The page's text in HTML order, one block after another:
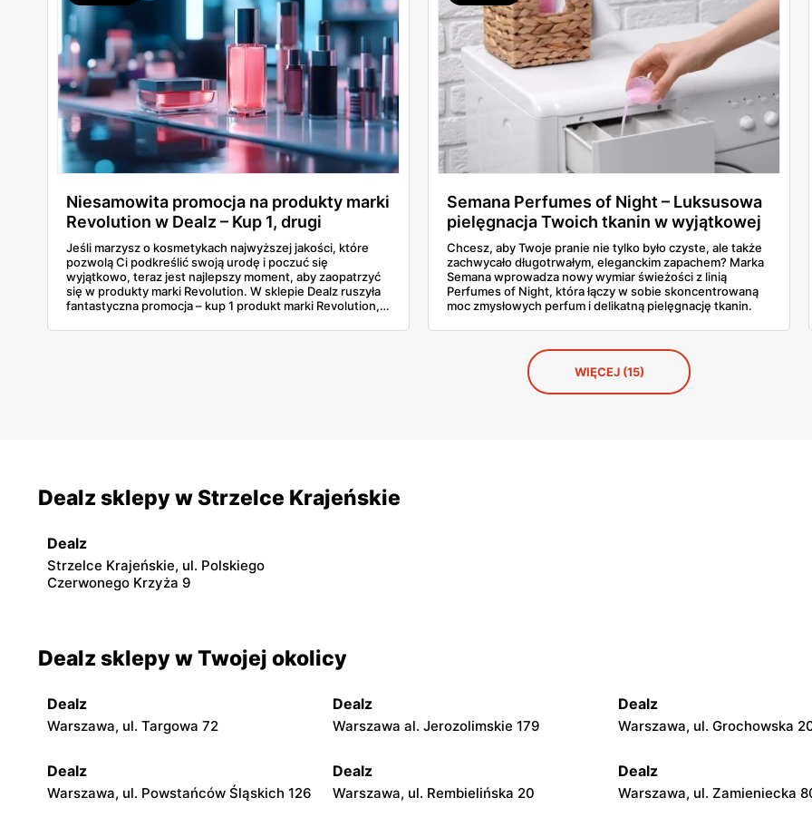
Niesamowita promocja na produkty marki
Revolution w Dealz – Kup 1, drugi
otrzymasz gratis!
Jeśli marzysz o kosmetykach najwyższej jakości, które
pozwolą Ci podkreślić swoją urodę i poczuć się
wyjątkowo, teraz jest najlepszy moment, aby zaopatrzyć
się w produkty marki Revolution. W sklepie Dealz ruszyła
fantastyczna promocja – kup 1 produkt marki Revolution, a
produkty dowolnie, co oznacza, że masz pełną swobodę
Semana Perfumes of Night – Luksusowa
pielęgnacja Twoich tkanin w wyjątkowej
promocji w Dealz!
Chcesz, aby Twoje pranie nie tylko było czyste, ale także
zachwycało długotrwałym, eleganckim zapachem? Marka
Semana wprowadza nowy wymiar świeżości z linią
Perfumes of Night, która łączy w sobie skoncentrowaną
moc zmysłowych perfum i delikatną pielęgnację tkanin.
WIĘCEJ (15)
Dealz sklepy w Strzelce Krajeńskie
Dealz
Strzelce Krajeńskie, ul. Polskiego
Czerwonego Krzyża 9
Dealz sklepy w Twojej okolicy
Dealz
Warszawa, ul. Targowa 72
Dealz
Warszawa al. Jerozolimskie 179
Dealz
Warszawa, ul. Grochowska
Dealz
Warszawa, ul. Powstańców Śląskich 126
Dealz
Warszawa, ul. Rembielińska 20
Dealz
Warszawa, ul. Zamieniecka